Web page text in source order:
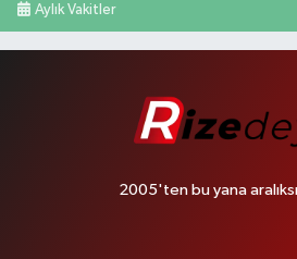
Aylık Vakitler
2005'ten bu yana